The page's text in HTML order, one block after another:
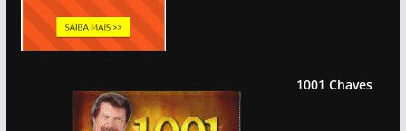
1001 Chaves